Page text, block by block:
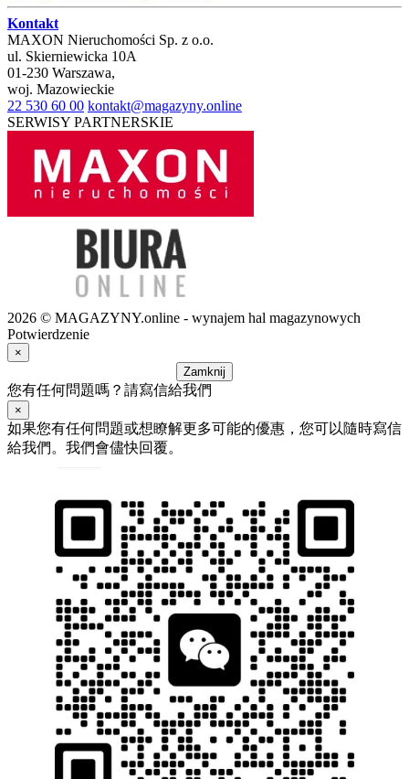
Kontakt
MAXON Nieruchomości Sp. z o.o.
ul. Skierniewicka 10A
01-230 Warszawa,
woj. Mazowieckie
22 530 60 00 kontakt@magazyny.online
SERWISY PARTNERSKIE
2026 © MAGAZYNY.online - wynajem hal magazynowych
Potwierdzenie
×
Zamknij
您有任何問題嗎？請寫信給我們
×
如果您有任何問題或想瞭解更多可能的優惠，您可以隨時寫信
給我們。我們會儘快回覆。